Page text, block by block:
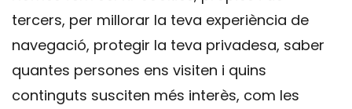
tercers, per millorar la teva experiència de
navegació, protegir la teva privadesa, saber
quantes persones ens visiten i quins
continguts susciten més interès, com les